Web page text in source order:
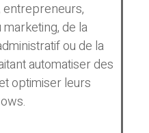
de la
ou de la
automatiser des
optimiser leurs